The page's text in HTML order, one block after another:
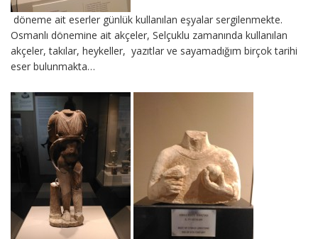
döneme ait eserler günlük kullanılan eşyalar sergilenmekte.
Osmanlı dönemine ait akçeler, Selçuklu zamanında kullanılan
akçeler, takılar, heykeller, yazıtlar ve sayamadığım birçok tarihi
eser bulunmakta…